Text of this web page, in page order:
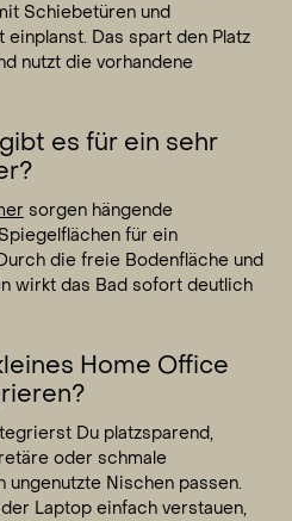
Schiebetüren und
Das spart den Platz
nutzt die vorhandene
es für ein sehr
sorgen hängende
für ein
die freie Bodenfläche und
wirkt das Bad sofort deutlich
Home Office
Du platzsparend,
oder schmale
ungenutzte Nischen passen.
Laptop einfach verstauen,